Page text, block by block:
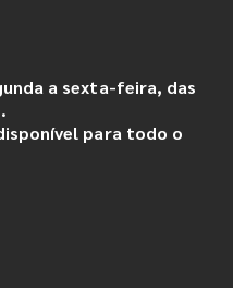
a sexta-feira, das
para todo o